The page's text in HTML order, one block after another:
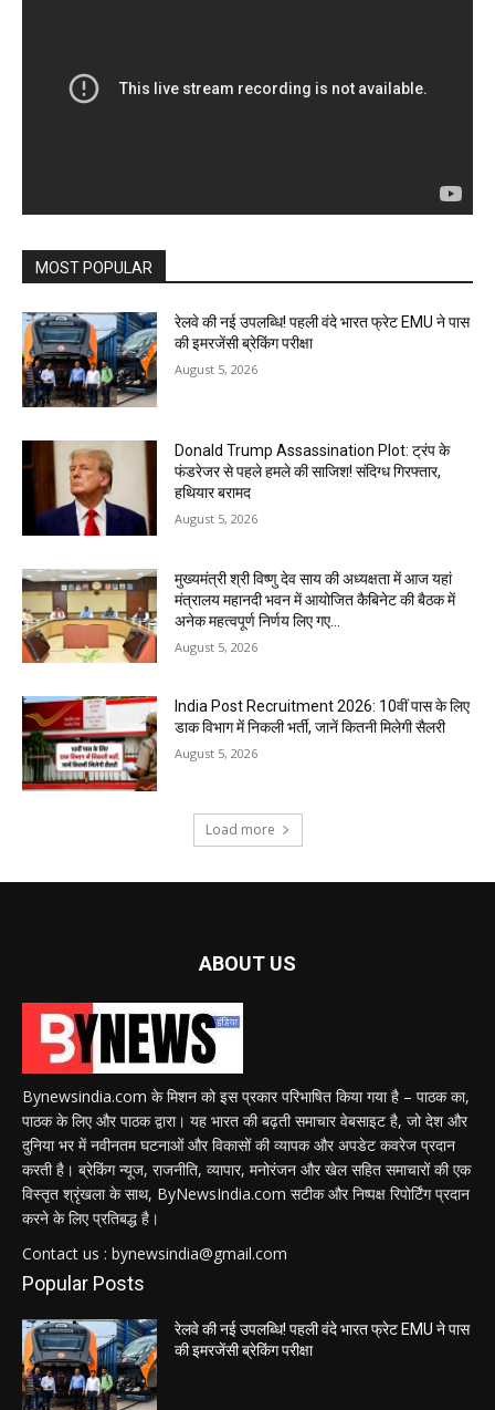
MOST POPULAR
रेलवे की नई उपलब्धि! पहली वंदे भारत फ्रेट EMU ने पास
की इमरजेंसी ब्रेकिंग परीक्षा
August 5, 2026
Donald Trump Assassination Plot: ट्रंप के
फंडरेजर से पहले हमले की साजिश! संदिग्ध गिरफ्तार,
हथियार बरामद
August 5, 2026
मुख्यमंत्री श्री विष्णु देव साय की अध्यक्षता में आज यहां
मंत्रालय महानदी भवन में आयोजित कैबिनेट की बैठक में
अनेक महत्वपूर्ण निर्णय लिए गए...
August 5, 2026
India Post Recruitment 2026: 10वीं पास के लिए
डाक विभाग में निकली भर्ती, जानें कितनी मिलेगी सैलरी
August 5, 2026
Load more
ABOUT US
Bynewsindia.com के मिशन को इस प्रकार परिभाषित किया गया है – पाठक का,
पाठक के लिए और पाठक द्वारा। यह भारत की बढ़ती समाचार वेबसाइट है, जो देश और
दुनिया भर में नवीनतम घटनाओं और विकासों की व्यापक और अपडेट कवरेज प्रदान
करती है। ब्रेकिंग न्यूज, राजनीति, व्यापार, मनोरंजन और खेल सहित समाचारों की एक
विस्तृत श्रृंखला के साथ, ByNewsIndia.com सटीक और निष्पक्ष रिपोर्टिंग प्रदान
करने के लिए प्रतिबद्ध है।
Contact us : bynewsindia@gmail.com
Popular Posts
रेलवे की नई उपलब्धि! पहली वंदे भारत फ्रेट EMU ने पास
की इमरजेंसी ब्रेकिंग परीक्षा